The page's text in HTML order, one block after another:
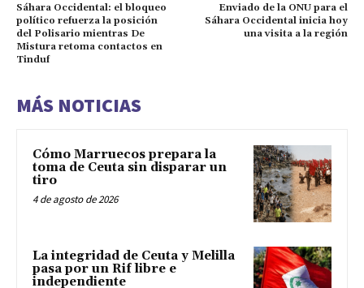
Sáhara Occidental: el bloqueo
político refuerza la posición
del Polisario mientras De
Mistura retoma contactos en
Tinduf
Enviado de la ONU para el
Sáhara Occidental inicia hoy
una visita a la región
MÁS NOTICIAS
Cómo Marruecos prepara la
toma de Ceuta sin disparar un
tiro
4 de agosto de 2026
La integridad de Ceuta y Melilla
pasa por un Rif libre e
independiente